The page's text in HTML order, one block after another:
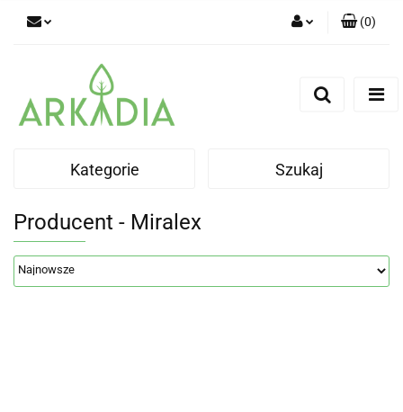
(0)
Kategorie Szukaj
Producent - Miralex